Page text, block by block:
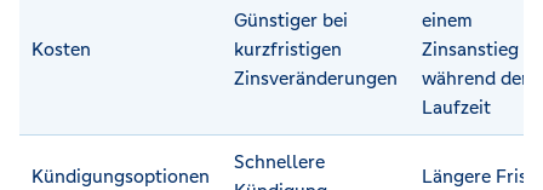
Kosten
Günstiger bei
kurzfristigen
Zinsveränderungen
einem
Zinsanstieg
während der
Laufzeit
Kündigungsoptionen
Schnellere
Längere Frist